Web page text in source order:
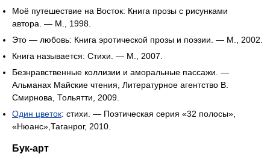
Моё путешествие на Восток: Книга прозы с рисунками
автора. — М., 1998.
Это — любовь: Книга эротической прозы и поэзии. — М., 2002.
Книга называется: Стихи. — М., 2007.
Безнравственные коллизии и аморальные пассажи. —
Альманах Майские чтения, Литературное агентство В.
Смирнова, Тольятти, 2009.
Один цветок: стихи. — Поэтическая серия «32 полосы»,
«Нюанс»,Таганрог, 2010.
Бук-арт